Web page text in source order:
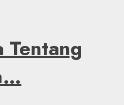
Tentang